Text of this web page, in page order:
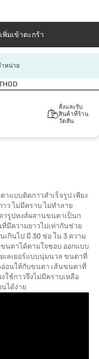
เพิ่มเข้าตะกร้า
หน่าย
สั่งและรับ
สินค้าที่ร้าน
วัตสัน
าแบบติดกาวสำเร็จรูป เพียง
ว ไม่มีคราบ ไม่ทำลาย
รูปหงส์ผสานขนตาเป็นก
มีความยาวไม่เท่ากันช่วย
กินไป มี 30 ช่อ ใน 3 ความ
ขนตาได้ตามใจชอบ ออกแบบ
เลเยอร์แบบนุ่มนวล ขนตาที่
อ่อนให้กับขนตา เส้นขนตาที่
ใช้กาวจึงไม่มีคราบเหลือ
นได้ง่าย